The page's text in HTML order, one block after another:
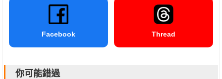
Facebook Thread
你可能錯過